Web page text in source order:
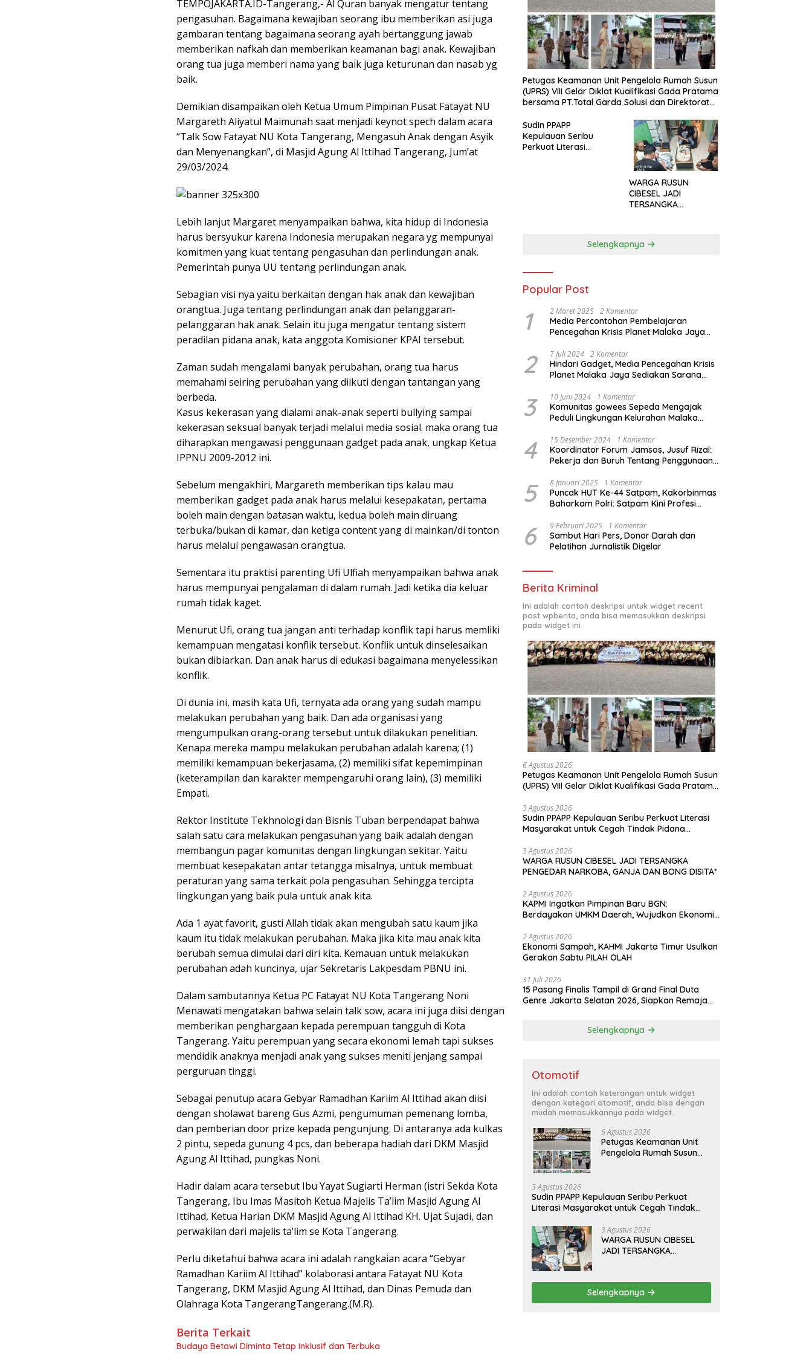
TEMPOJAKARTA.ID-Tangerang,- Al Quran banyak mengatur tentang
pengasuhan. Bagaimana kewajiban seorang ibu memberikan asi juga
gambaran tentang bagaimana seorang ayah bertanggung jawab
memberikan nafkah dan memberikan keamanan bagi anak. Kewajiban
orang tua juga memberi nama yang baik juga keturunan dan nasab yg
baik.
Demikian disampaikan oleh Ketua Umum Pimpinan Pusat Fatayat NU
Margareth Aliyatul Maimunah saat menjadi keynot spech dalam acara
“Talk Sow Fatayat NU Kota Tangerang, Mengasuh Anak dengan Asyik
dan Menyenangkan”, di Masjid Agung Al Ittihad Tangerang, Jum’at
29/03/2024.
Lebih lanjut Margaret menyampaikan bahwa, kita hidup di Indonesia
harus bersyukur karena Indonesia merupakan negara yg mempunyai
komitmen yang kuat tentang pengasuhan dan perlindungan anak.
Pemerintah punya UU tentang perlindungan anak.
Sebagian visi nya yaitu berkaitan dengan hak anak dan kewajiban
orangtua. Juga tentang perlindungan anak dan pelanggaran-
pelanggaran hak anak. Selain itu juga mengatur tentang sistem
peradilan pidana anak, kata anggota Komisioner KPAI tersebut.
Zaman sudah mengalami banyak perubahan, orang tua harus
memahami seiring perubahan yang diikuti dengan tantangan yang
berbeda.
Kasus kekerasan yang dialami anak-anak seperti bullying sampai
kekerasan seksual banyak terjadi melalui media sosial. maka orang tua
diharapkan mengawasi penggunaan gadget pada anak, ungkap Ketua
IPPNU 2009-2012 ini.
Sebelum mengakhiri, Margareth memberikan tips kalau mau
memberikan gadget pada anak harus melalui kesepakatan, pertama
boleh main dengan batasan waktu, kedua boleh main diruang
terbuka/bukan di kamar, dan ketiga content yang di mainkan/di tonton
harus melalui pengawasan orangtua.
Sementara itu praktisi parenting Ufi Ulfiah menyampaikan bahwa anak
harus mempunyai pengalaman di dalam rumah. Jadi ketika dia keluar
rumah tidak kaget.
Menurut Ufi, orang tua jangan anti terhadap konflik tapi harus memliki
kemampuan mengatasi konflik tersebut. Konflik untuk dinselesaikan
bukan dibiarkan. Dan anak harus di edukasi bagaimana menyelessikan
konflik.
Di dunia ini, masih kata Ufi, ternyata ada orang yang sudah mampu
melakukan perubahan yang baik. Dan ada organisasi yang
mengumpulkan orang-orang tersebut untuk dilakukan penelitian.
Kenapa mereka mampu melakukan perubahan adalah karena; (1)
memiliki kemampuan bekerjasama, (2) memiliki sifat kepemimpinan
(keterampilan dan karakter mempengaruhi orang lain), (3) memiliki
Empati.
Rektor Institute Tekhnologi dan Bisnis Tuban berpendapat bahwa
salah satu cara melakukan pengasuhan yang baik adalah dengan
membangun pagar komunitas dengan lingkungan sekitar. Yaitu
membuat kesepakatan antar tetangga misalnya, untuk membuat
peraturan yang sama terkait pola pengasuhan. Sehingga tercipta
lingkungan yang baik pula untuk anak kita.
Ada 1 ayat favorit, gusti Allah tidak akan mengubah satu kaum jika
kaum itu tidak melakukan perubahan. Maka jika kita mau anak kita
berubah semua dimulai dari diri kita. Kemauan untuk melakukan
perubahan adah kuncinya, ujar Sekretaris Lakpesdam PBNU ini.
Dalam sambutannya Ketua PC Fatayat NU Kota Tangerang Noni
Menawati mengatakan bahwa selain talk sow, acara ini juga diisi dengan
memberikan penghargaan kepada perempuan tangguh di Kota
Tangerang. Yaitu perempuan yang secara ekonomi lemah tapi sukses
mendidik anaknya menjadi anak yang sukses meniti jenjang sampai
perguruan tinggi.
Sebagai penutup acara Gebyar Ramadhan Kariim Al Ittihad akan diisi
dengan sholawat bareng Gus Azmi, pengumuman pemenang lomba,
dan pemberian door prize kepada pengunjung. Di antaranya ada kulkas
2 pintu, sepeda gunung 4 pcs, dan beberapa hadiah dari DKM Masjid
Agung Al Ittihad, pungkas Noni.
Hadir dalam acara tersebut Ibu Yayat Sugiarti Herman (istri Sekda Kota
Tangerang, Ibu Imas Masitoh Ketua Majelis Ta’lim Masjid Agung Al
Ittihad, Ketua Harian DKM Masjid Agung Al Ittihad KH. Ujat Sujadi, dan
perwakilan dari majelis ta’lim se Kota Tangerang.
Perlu diketahui bahwa acara ini adalah rangkaian acara “Gebyar
Ramadhan Kariim Al Ittihad” kolaborasi antara Fatayat NU Kota
Tangerang, DKM Masjid Agung Al Ittihad, dan Dinas Pemuda dan
Olahraga Kota TangerangTangerang.(M.R).
Berita Terkait
Budaya Betawi Diminta Tetap Inklusif dan Terbuka
Petugas Keamanan Unit Pengelola Rumah Susun
(UPRS) VIII Gelar Diklat Kualifikasi Gada Pratama
bersama PT.Total Garda Solusi dan Direktorat
Sudin PPAPP
Kepulauan Seribu
Perkuat Literasi
WARGA RUSUN
CIBESEL JADI
TERSANGKA
Selengkapnya
Popular Post
1 2 Maret 2025 2 Komentar
Media Percontohan Pembelajaran
Pencegahan Krisis Planet Malaka Jaya
2 7 Juli 2024 2 Komentar
Hindari Gadget, Media Pencegahan Krisis
Planet Malaka Jaya Sediakan Sarana
3 10 Juni 2024 1 Komentar
Komunitas gowees Sepeda Mengajak
Peduli Lingkungan Kelurahan Malaka
4 15 Desember 2024 1 Komentar
Koordinator Forum Jamsos, Jusuf Rizal:
Pekerja dan Buruh Tentang Penggunaan
Tapera
5 8 Januari 2025 1 Komentar
Puncak HUT Ke-44 Satpam, Kakorbinmas
Baharkam Polri: Satpam Kini Profesi
6 9 Februari 2025 1 Komentar
Sambut Hari Pers, Donor Darah dan
Pelatihan Jurnalistik Digelar
Berita Kriminal
Ini adalah contoh deskripsi untuk widget recent
post wpberita, anda bisa memasukkan deskripsi
pada widget ini.
6 Agustus 2026
Petugas Keamanan Unit Pengelola Rumah Susun
(UPRS) VIII Gelar Diklat Kualifikasi Gada Pratama
Bhabinkamtibmas Polda Metro Jaya*
3 Agustus 2026
Sudin PPAPP Kepulauan Seribu Perkuat Literasi
Masyarakat untuk Cegah Tindak Pidana
3 Agustus 2026
WARGA RUSUN CIBESEL JADI TERSANGKA
PENGEDAR NARKOBA, GANJA DAN BONG DISITA*
2 Agustus 2026
KAPMI Ingatkan Pimpinan Baru BGN:
Berdayakan UMKM Daerah, Wujudkan Ekonomi
2 Agustus 2026
Ekonomi Sampah, KAHMI Jakarta Timur Usulkan
Gerakan Sabtu PILAH OLAH
31 Juli 2026
15 Pasang Finalis Tampil di Grand Final Duta
Genre Jakarta Selatan 2026, Siapkan Remaja
Selengkapnya
Otomotif
Ini adalah contoh keterangan untuk widget
dengan kategori otomotif, anda bisa dengan
mudah memasukkannya pada widget.
6 Agustus 2026
Petugas Keamanan Unit
Pengelola Rumah Susun
Solusi dan Direktorat
Bhabinkamtibmas Polda
3 Agustus 2026
Sudin PPAPP Kepulauan Seribu Perkuat
Literasi Masyarakat untuk Cegah Tindak
3 Agustus 2026
WARGA RUSUN CIBESEL
JADI TERSANGKA
Selengkapnya